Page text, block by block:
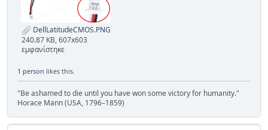
DellLatitudeCMOS.PNG
240.87 KB, 607x603
εμφανίστηκε
1 person likes this.
"Be ashamed to die until you have won some victory for humanity."
Horace Mann (USA, 1796–1859)